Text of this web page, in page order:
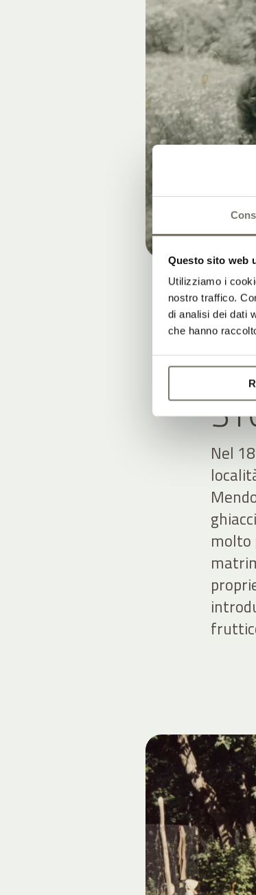
Questo sito web
Utilizziamo i
nostro traffico.
di analisi dei dati
che hanno
Nel
molto